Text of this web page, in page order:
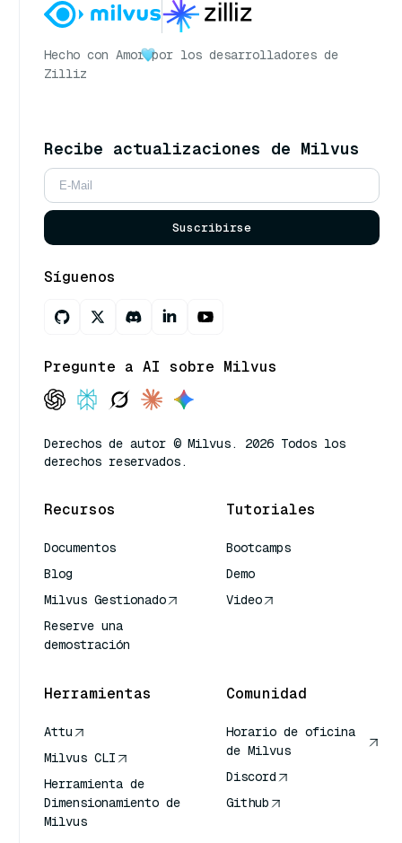
Hecho con Amor por los desarrolladores de
Zilliz
Recibe actualizaciones de Milvus
Suscribirse
Síguenos
Pregunte a AI sobre Milvus
Derechos de autor © Milvus. 2026 Todos los
derechos reservados.
Recursos
Documentos
Blog
Milvus Gestionado
Reserve una
demostración
Tutoriales
Bootcamps
Demo
Video
Herramientas
Attu
Milvus CLI
Herramienta de
Dimensionamiento de
Milvus
Comunidad
Horario de oficina
de Milvus
Discord
Github